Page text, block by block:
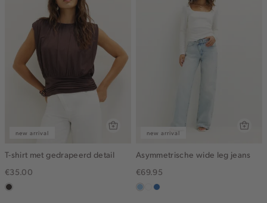
new arrival
T-shirt met gedrapeerd detail
€35.00
choco
new arrival
Asymmetrische wide leg jeans
€69.95
blauw,
witblauw,